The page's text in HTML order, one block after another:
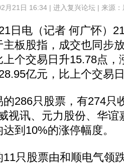
月21日 16:34 | 进入复兴论坛| 来源
电（记者 何广怀）
板股指，成交也同步
个交易日升15.78点，
亿元，比上个交易
只股票，有274只
视讯、元力股份、华谊
到10%的涨停幅度。
只股票由和顺电气领